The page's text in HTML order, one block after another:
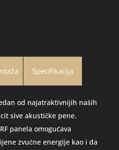
Specifikacija
od najatraktivnijih naših
sive akustičke pene.
panela omogućava
zvučne energije kao i da